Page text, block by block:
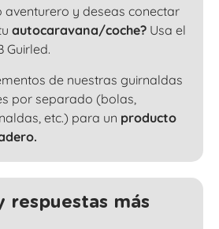
aventurero y deseas conectar
autocaravana/coche? Usa el
Guirled.
de nuestras guirnaldas
por separado (bolas,
etc.) para un producto
respuestas más